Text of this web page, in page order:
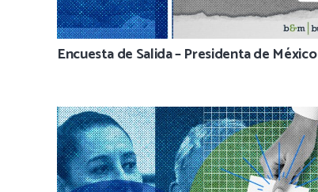
Encuesta de Salida – Presidenta de México